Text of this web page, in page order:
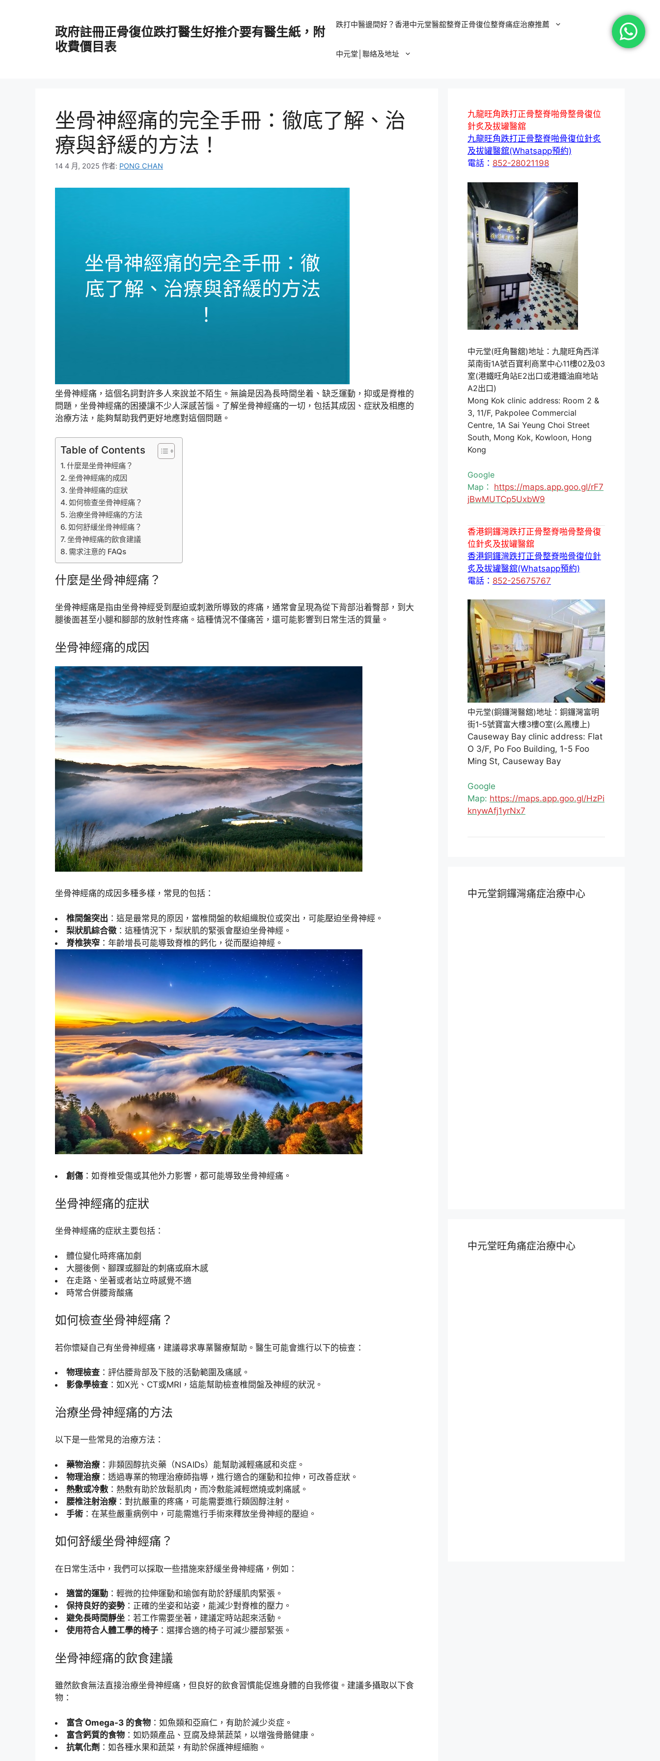
政府註冊正骨復位跌打醫生好推介要有醫生紙，附
收費價目表
跌打中醫邊間好？香港中元堂醫舘整脊正骨復位整脊痛症治療推薦
中元堂│聯絡及地址
坐骨神經痛的完全手冊：徹底了解、治
療與舒緩的方法！
14 4 月, 2025 作者: PONG CHAN
坐骨神經痛，這個名詞對許多人來說並不陌生。無論是因為長時間坐着、缺乏運動，抑或是脊椎的
問題，坐骨神經痛的困擾讓不少人深感苦惱。了解坐骨神經痛的一切，包括其成因、症狀及相應的
治療方法，能夠幫助我們更好地應對這個問題。
Table of Contents
什麼是坐骨神經痛？
坐骨神經痛的成因
坐骨神經痛的症狀
如何檢查坐骨神經痛？
治療坐骨神經痛的方法
如何舒緩坐骨神經痛？
坐骨神經痛的飲食建議
需求注意的 FAQs
什麼是坐骨神經痛？
坐骨神經痛是指由坐骨神經受到壓迫或刺激所導致的疼痛，通常會呈現為從下背部沿着臀部，到大
腿後面甚至小腿和腳部的放射性疼痛。這種情況不僅痛苦，還可能影響到日常生活的質量。
坐骨神經痛的成因
坐骨神經痛的成因多種多樣，常見的包括：
椎間盤突出 ：這是最常見的原因，當椎間盤的軟組織脫位或突出，可能壓迫坐骨神經。
梨狀肌綜合徵 ：這種情況下，梨狀肌的緊張會壓迫坐骨神經。
脊椎狹窄 ：年齡增長可能導致脊椎的鈣化，從而壓迫神經。
創傷 ：如脊椎受傷或其他外力影響，都可能導致坐骨神經痛。
坐骨神經痛的症狀
坐骨神經痛的症狀主要包括：
體位變化時疼痛加劇
大腿後側、腳踝或腳趾的刺痛或麻木感
在走路、坐著或者站立時感覺不適
時常合併腰背酸痛
如何檢查坐骨神經痛？
若你懷疑自己有坐骨神經痛，建議尋求專業醫療幫助。醫生可能會進行以下的檢查：
物理檢查 ：評估腰背部及下肢的活動範圍及痛感。
影像學檢查 ：如X光、CT或MRI，這能幫助檢查椎間盤及神經的狀況。
治療坐骨神經痛的方法
以下是一些常見的治療方法：
藥物治療：非類固醇抗炎藥（NSAIDs）能幫助減輕痛感和炎症。
物理治療：透過專業的物理治療師指導，進行適合的運動和拉伸，可改善症狀。
熱敷或冷敷 ：熱敷有助於放鬆肌肉，而冷敷能減輕燃燒或刺痛感。
腰椎注射治療：對抗嚴重的疼痛，可能需要進行類固醇注射。
手術 ：在某些嚴重病例中，可能需進行手術來釋放坐骨神經的壓迫。
如何舒緩坐骨神經痛？
在日常生活中，我們可以採取一些措施來舒緩坐骨神經痛，例如：
適當的運動 ：輕微的拉伸運動和瑜伽有助於舒緩肌肉緊張。
保持良好的姿勢：正確的坐姿和站姿，能減少對脊椎的壓力。
避免長時間靜坐 ：若工作需要坐著，建議定時站起來活動。
使用符合人體工學的椅子 ：選擇合適的椅子可減少腰部緊張。
坐骨神經痛的飲食建議
雖然飲食無法直接治療坐骨神經痛，但良好的飲食習慣能促進身體的自我修復。建議多攝取以下食
物：
富含 Omega-3 的食物 ：如魚類和亞麻仁，有助於減少炎症。
富含鈣質的食物 ：如奶類產品、豆腐及綠葉蔬菜，以增強骨骼健康。
抗氧化劑 ：如各種水果和蔬菜，有助於保護神經細胞。
九龍旺角跌打正骨整脊啪骨整骨復位
針炙及拔罐醫舘
九龍旺角跌打正骨整脊啪骨復位針炙
及拔罐醫舘(Whatsapp預約)
電話： 852-28021198
中元堂(旺角醫舘)地址：九龍旺角西洋
菜南街1A號百寶利商業中心11樓02及03
室(港鐵旺角站E2出口或港鐵油麻地站
A2出口)
Mong Kok clinic address: Room 2 &
3, 11/F, Pakpolee Commercial
Centre, 1A Sai Yeung Choi Street
South, Mong Kok, Kowloon, Hong
Kong
Google
Map： https://maps.app.goo.gl/rF7
jBwMUTCp5UxbW9
香港銅鑼灣跌打正骨整脊啪骨整骨復
位針炙及拔罐醫舘
香港銅鑼灣跌打正骨整脊啪骨復位針
炙及拔罐醫舘(Whatsapp預約)
電話： 852-25675767
中元堂(銅鑼灣醫舘)地址：銅鑼灣富明
街1-5號寶富大樓3樓O室(么鳳樓上)
Causeway Bay clinic address: Flat
O 3/F, Po Foo Building, 1-5 Foo
Ming St, Causeway Bay
Google
Map: https://maps.app.goo.gl/HzPi
knywAfj1yrNx7
中元堂銅鑼灣痛症治療中心
中元堂旺角痛症治療中心